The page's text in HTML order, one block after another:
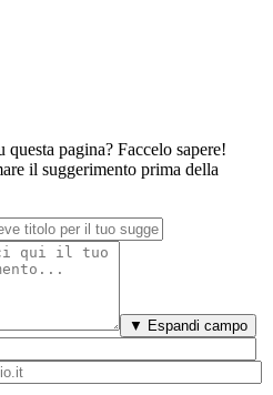
pagina? Faccelo sapere!
il suggerimento prima della
▼ Espandi campo